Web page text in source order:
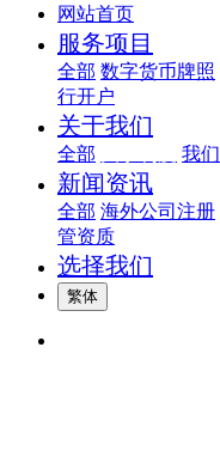
网站首页
服务项目
全部 数字货币牌照
行开户
关于我们
全部 我
新闻资讯
全部 海外公司注册
管资质
选择我们
繁体